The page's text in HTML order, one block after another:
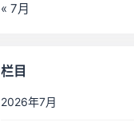
« 7月
栏目
2026年7月